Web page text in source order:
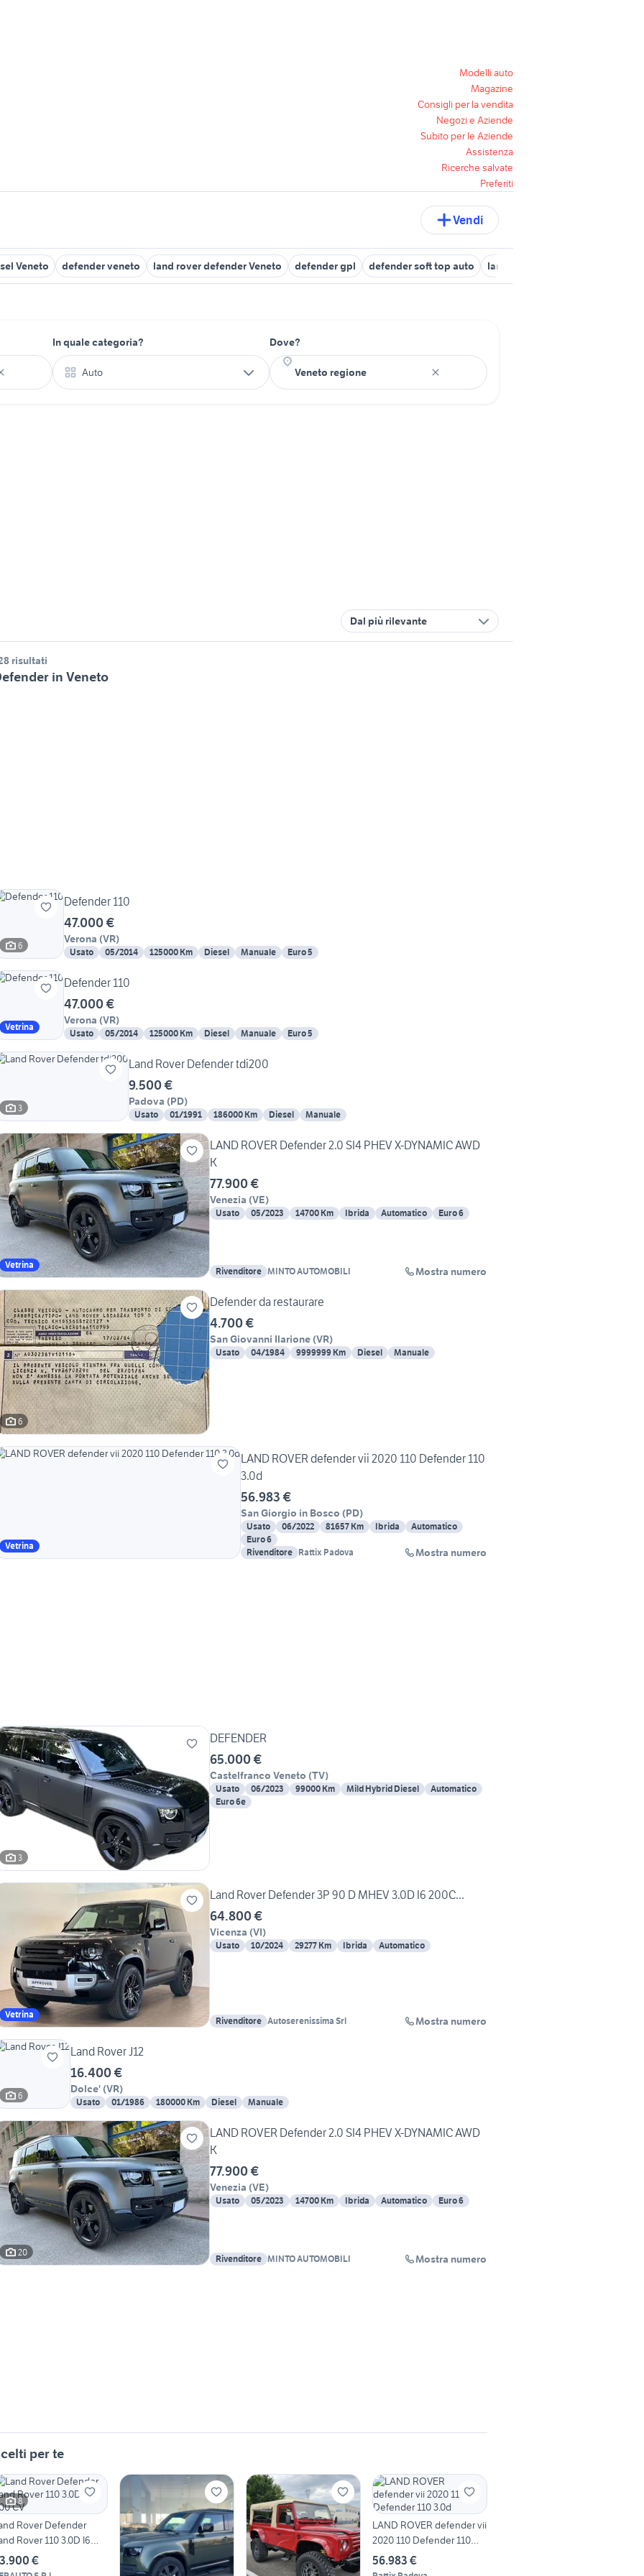
Modelli auto
Magazine
Consigli per la vendita
Negozi e Aziende
Subito per le Aziende
Assistenza
Ricerche salvate
Preferiti
Vendi
Veneto defender veneto land rover defender Veneto defender gpl defender soft top auto land rover defender Lazio
In quale categoria?
Auto
Dove?
Dal più rilevante
risultati
in Veneto
6
Defender 110
47.000 €
Verona (VR)
Usato 05/2014 125000 Km Diesel Manuale Euro 5
Vetrina
Defender 110
47.000 €
Verona (VR)
Usato 05/2014 125000 Km Diesel Manuale Euro 5
3
Land Rover Defender tdi200
9.500 €
Padova (PD)
Usato 01/1991 186000 Km Diesel Manuale
Vetrina
LAND ROVER Defender 2.0 SI4 PHEV X-DYNAMIC AWD
K
77.900 €
Venezia (VE)
Usato 05/2023 14700 Km Ibrida Automatico Euro 6
Rivenditore MINTO AUTOMOBILI Mostra numero
6
Defender da restaurare
4.700 €
San Giovanni Ilarione (VR)
Usato 04/1984 9999999 Km Diesel Manuale
Vetrina
LAND ROVER defender vii 2020 110 Defender 110
3.0d
56.983 €
San Giorgio in Bosco (PD)
Usato 06/2022 81657 Km Ibrida
Automatico
Euro 6
Rivenditore Rattix Padova Mostra numero
3
DEFENDER
65.000 €
Castelfranco Veneto (TV)
Usato 06/2023 99000 Km Mild Hybrid Diesel
Automatico
Euro 6e
Vetrina
Land Rover Defender 3P 90 D MHEV 3.0D I6 200C...
64.800 €
Vicenza (VI)
Usato 10/2024 29277 Km Ibrida Automatico
Rivenditore Autoserenissima Srl Mostra numero
6
Land Rover J12
16.400 €
Dolce' (VR)
Usato 01/1986 180000 Km Diesel Manuale
20
LAND ROVER Defender 2.0 SI4 PHEV X-DYNAMIC AWD
K
77.900 €
Venezia (VE)
Usato 05/2023 14700 Km Ibrida Automatico Euro 6
Rivenditore MINTO AUTOMOBILI Mostra numero
per te
8
Rover Defender
Rover 110 3.0D I6
CV
€
LAND ROVER defender vii
2020 110 Defender 110
3.0d
56.983 €